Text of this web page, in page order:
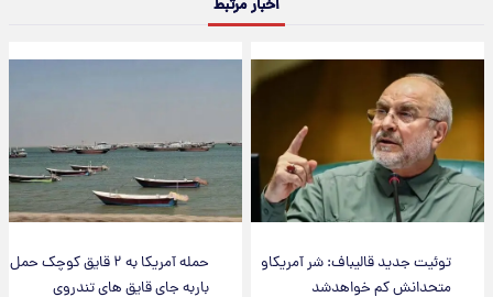
اخبار مرتبط
توئیت جدید قالیباف: شر آمریکاو
متحدانش کم خواهدشد
حمله آمریکا به ۲ قایق کوچک حمل
باربه جای قایق های تندروی